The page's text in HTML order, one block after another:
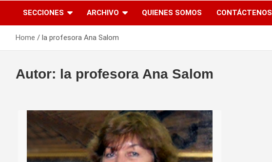
SECCIONES ARCHIVO QUIENES SOMOS CONTÁCTENOS
Home la profesora Ana Salom
Autor: la profesora Ana Salom